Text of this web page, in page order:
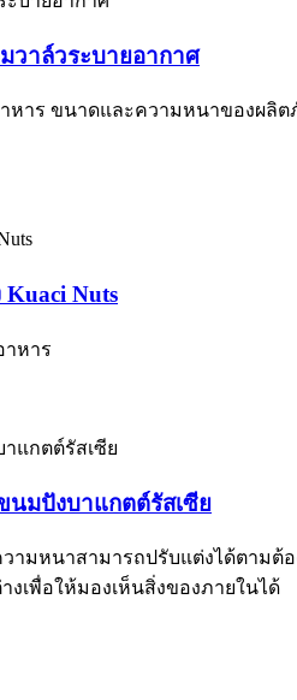
วาล์วระบายอากาศ
ร ขนาดและความหนาของผลิ
Nuts
หาร
มปังบาแกตต์รัสเซีย
หนาสามารถปรับแต่งได้ตามต้
เพื่อให้มองเห็นสิ่งของภายในได้